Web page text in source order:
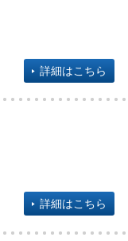
詳細はこちら
詳細はこちら